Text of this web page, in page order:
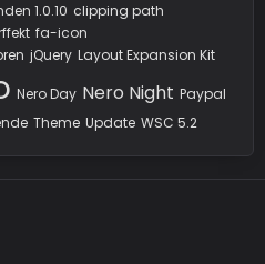
1.0.10 clipping path
fa-icon
jQuery Layout Expansion Kit
Nero Day Nero Night Paypal
Theme Update WSC 5.2